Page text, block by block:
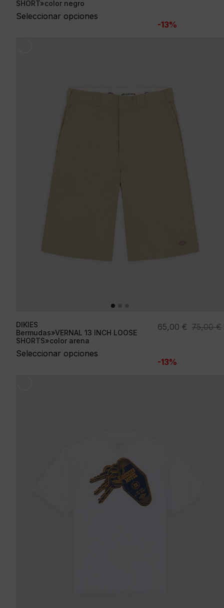
SHORT»color negro
Seleccionar opciones
era:
es:
-13%
DIKIES
Bermudas»VERNAL 13 INCH LOOSE
SHORTS»color arena
Seleccionar opciones
75,00€
El
era:
65,00 €
El
es:
-13%